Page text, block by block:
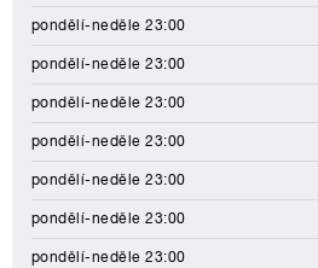
pondělí-neděle 23:00
pondělí-neděle 23:00
pondělí-neděle 23:00
pondělí-neděle 23:00
pondělí-neděle 23:00
pondělí-neděle 23:00
pondělí-neděle 23:00